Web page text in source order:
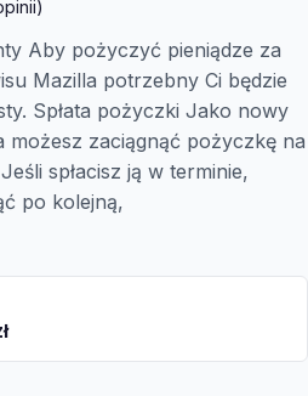
Aby pożyczyć pieniądze za
Mazilla potrzebny Ci będzie
Spłata pożyczki Jako nowy
możesz zaciągnąć pożyczkę na
spłacisz ją w terminie,
po kolejną,